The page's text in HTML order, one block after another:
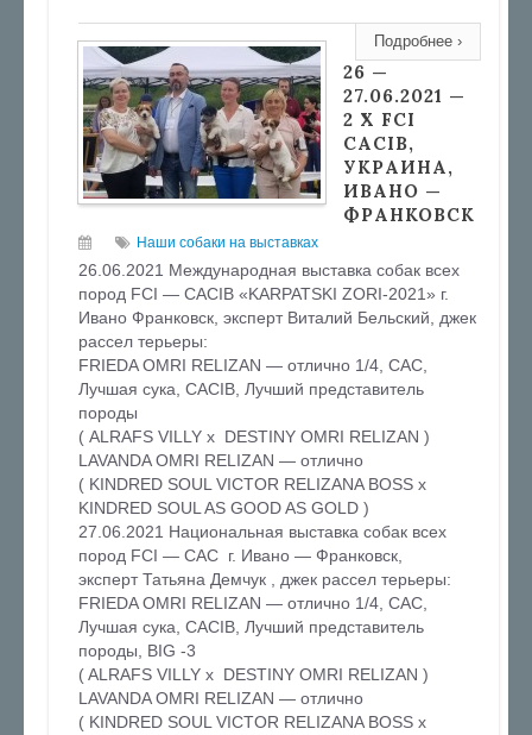
Подробнее ›
26 —
27.06.2021 —
2 X FCI
CACIB,
УКРАИНА,
ИВАНО —
ФРАНКОВСК
Наши собаки на выставках
26.06.2021 Международная выставка собак всех
пород FCI — CACІВ «KARPATSKI ZORI-2021» г.
Ивано Франковск, эксперт Виталий Бельский, джек
рассел терьеры:
FRIEDA OMRI RELIZAN — отлично 1/4, САС,
Лучшая сука, CACIB, Лучший представитель
породы
( ALRAFS VILLY x DESTINY OMRI RELIZAN )
LAVANDA OMRI RELIZAN — отлично
( KINDRED SOUL VICTOR RELIZANA BOSS х
KINDRED SOUL AS GOOD AS GOLD )
27.06.2021 Национальная выставка собак всех
пород FCI — CAC г. Ивано — Франковск,
эксперт Татьяна Демчук , джек рассел терьеры:
FRIEDA OMRI RELIZAN — отлично 1/4, САС,
Лучшая сука, CACIB, Лучший представитель
породы, BIG -3
( ALRAFS VILLY x DESTINY OMRI RELIZAN )
LAVANDA OMRI RELIZAN — отлично
( KINDRED SOUL VICTOR RELIZANA BOSS х